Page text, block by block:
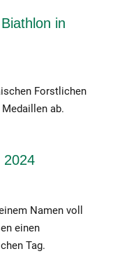
in
Forstlichen
ab.
2024
Namen voll
einen
Tag.